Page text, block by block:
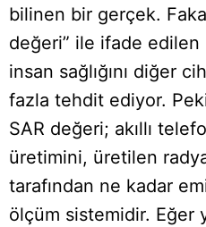
bilinen bir gerçek.
değeri” ile ifade
insan sağlığını diğer
fazla tehdit ediyor.
SAR değeri; akıllı
üretimini, üretilen
tarafından ne kadar
ölçüm sistemidir. Eğer